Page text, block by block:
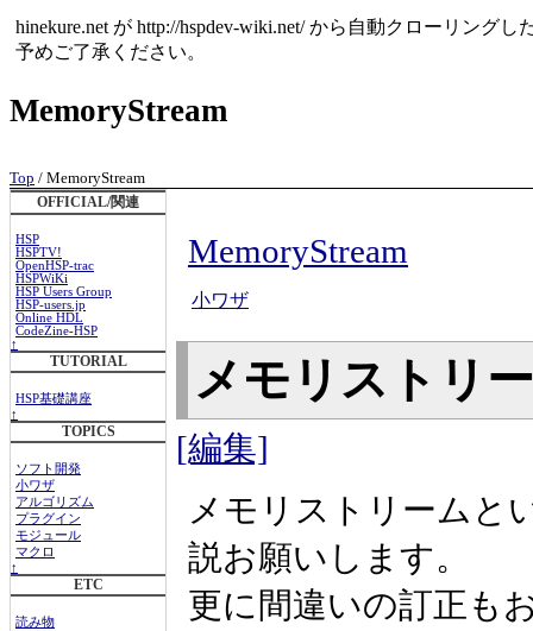
hinekure.net が http://hspdev-wiki.net/ から自動クローリング
予めご了承ください。
MemoryStream
Top / MemoryStream
OFFICIAL/関連
HSP
HSPTV!
OpenHSP-trac
HSPWiKi
HSP Users Group
HSP-users.jp
Online HDL
CodeZine-HSP
↑
TUTORIAL
HSP基礎講座
↑
TOPICS
ソフト開発
小ワザ
アルゴリズム
プラグイン
モジュール
マクロ
↑
ETC
読み物
MemoryStream
小ワザ
メモリストリ
[編集]
メモリストリームと
説お願いします。
更に間違いの訂正も